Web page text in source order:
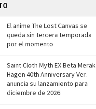
El anime The Lost Canvas se
queda sin tercera temporada
por el momento
Saint Cloth Myth EX Beta Merak
Hagen 40th Anniversary Ver.
anuncia su lanzamiento para
diciembre de 2026